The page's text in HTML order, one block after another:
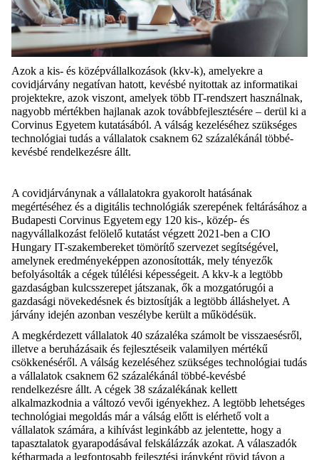
Azok a kis- és középvállalkozások (kkv-k), amelyekre a
covidjárvány negatívan hatott, kevésbé nyitottak az informatikai
projektekre, azok viszont, amelyek több IT-rendszert használnak,
nagyobb mértékben hajlanak azok továbbfejlesztésére – derül ki a
Corvinus Egyetem kutatásából. A válság kezeléséhez szükséges
technológiai tudás a vállalatok csaknem 62 százalékánál többé-
kevésbé rendelkezésre állt.
A covidjárványnak a vállalatokra gyakorolt hatásának
megértéséhez és a digitális technológiák szerepének feltárásához a
Budapesti Corvinus Egyetem egy 120 kis-, közép- és
nagyvállalkozást felölelő kutatást végzett 2021-ben a CIO
Hungary IT-szakembereket tömörítő szervezet segítségével,
amelynek eredményeképpen azonosították, mely tényezők
befolyásolták a cégek túlélési képességeit. A kkv-k a legtöbb
gazdaságban kulcsszerepet játszanak, ők a mozgatórugói a
gazdasági növekedésnek és biztosítják a legtöbb álláshelyet. A
járvány idején azonban veszélybe került a működésük.
A megkérdezett vállalatok 40 százaléka számolt be visszaesésről,
illetve a beruházásaik és fejlesztéseik valamilyen mértékű
csökkenéséről. A válság kezeléséhez szükséges technológiai tudás
a vállalatok csaknem 62 százalékánál többé-kevésbé
rendelkezésre állt. A cégek 38 százalékának kellett
alkalmazkodnia a változó vevői igényekhez. A legtöbb lehetséges
technológiai megoldás már a válság előtt is elérhető volt a
vállalatok számára, a kihívást leginkább az jelentette, hogy a
tapasztalatok gyarapodásával felskálázzák azokat. A válaszadók
kétharmada a legfontosabb fejlesztési irányként rövid távon a